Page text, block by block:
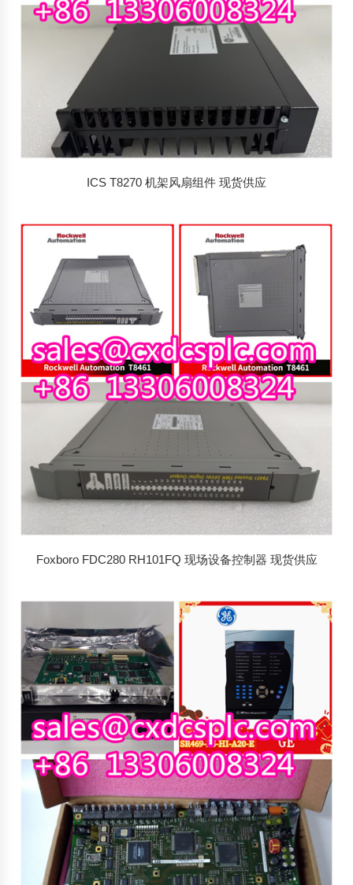
ICS T8270 机架风扇组件 现货供应
Foxboro FDC280 RH101FQ 现场设备控制器 现货供应